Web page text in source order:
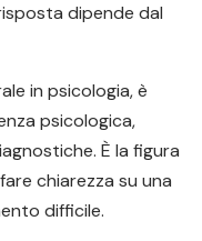
dipende dal
in psicologia, è
psicologica,
È la figura
chiarezza su una
difficile.